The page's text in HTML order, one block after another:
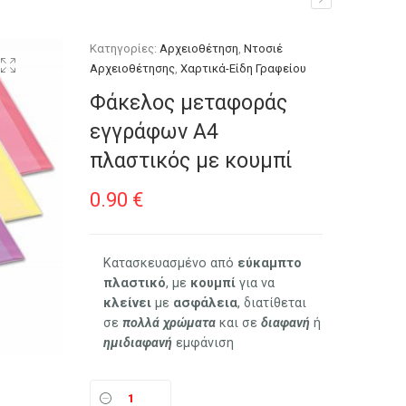
Κατηγορίες:Αρχειοθέτηση,Ντοσιέ
Αρχειοθέτησης,Χαρτικά-Είδη Γραφείου
Φάκελος μεταφοράς
εγγράφων Α4
πλαστικός με κουμπί
0.90 €
Κατασκευασμένο από εύκαμπτο
πλαστικό, με κουμπί για να
κλείνει με ασφάλεια, διατίθεται
σεπολλά χρώματακαι σεδιαφανήή
ημιδιαφανήεμφάνιση